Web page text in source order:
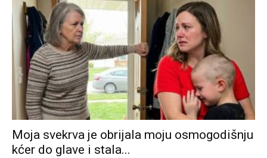
Moja svekrva je obrijala moju osmogodišnju
kćer do glave i stala...